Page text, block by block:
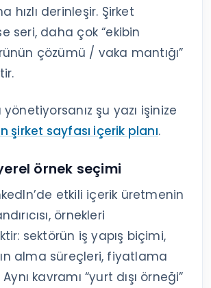
hızlı derinleşir. Şirket
seri, daha çok “ekibin
çözümü / vaka mantığı”
yönetiyorsanız şu yazı işinize
şirket sayfası içerik planı.
örnek seçimi
etkili içerik üretmenin
örnekleri
sektörün iş yapış biçimi,
alma süreçleri, fiyatlama
Aynı kavramı “yurt dışı örneği”